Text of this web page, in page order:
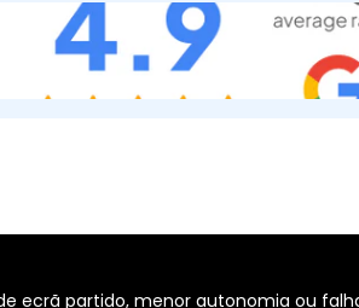
ecrã partido, menor autonomia ou